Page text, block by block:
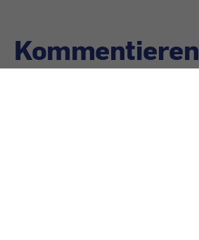
Kommentieren